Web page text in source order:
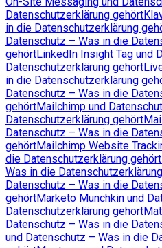
Datenschutzerklärung gehört
in die Datenschutzerklärung
Datenschutz – Was in die
gehörtLinkedIn Insight Tag und
Datenschutzerklärung gehört
in die Datenschutzerklärung
Datenschutz – Was in die
gehörtMailchimp und
Datenschutzerklärung gehört
Datenschutz – Was in die
gehörtMailchimp Website
die Datenschutzerklärung gehört
Was in die
Datenschutz – Was in die
gehörtMarketo Munchkin und
Datenschutzerklärung gehört
Datenschutz – Was in die
und Datenschutz – Was in die